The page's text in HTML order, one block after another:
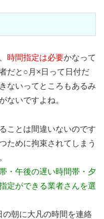
時間指定は必要かなって
だと○月×日って日付だ
ないってところもあるみ
ないですよね。
ことは間違いないのです
ために拘束されてしまう
・午後の遅い時間帯・夕
定ができる業者さんを選
の朝に大凡の時間を連絡